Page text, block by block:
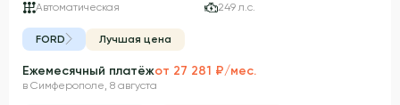
Автоматическая
249 л.с.
FORD Лучшая цена
Ежемесячный платёжот 27 281 ₽/мес.
в Симферополе, 8 августа